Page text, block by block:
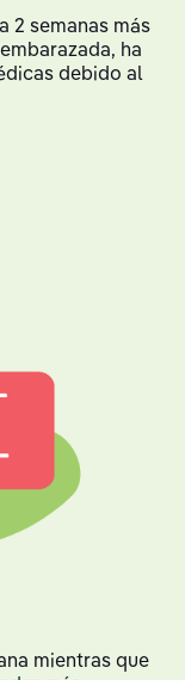
2 semanas más
ha
debido al
mientras que